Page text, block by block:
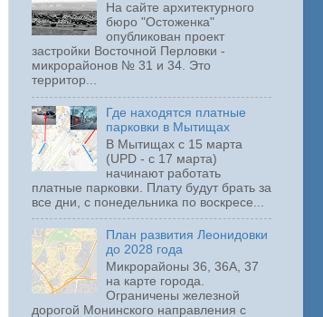
На сайте архитектурного
бюро "Остоженка"
опубликован проект
застройки Восточной Перловки -
микрорайонов № 31 и 34. Это
территор...
Где находятся платные
парковки в Мытищах
В Мытищах с 15 марта
(UPD - с 17 марта)
начинают работать
платные парковки. Плату будут брать за
все дни, с понедельника по воскресе...
План развития Леонидовки
до 2028 года
Микрорайоны 36, 36А, 37
на карте города.
Ограничены железной
дорогой Монинского направления с